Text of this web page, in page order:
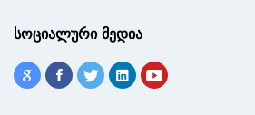
სოციალური მედია